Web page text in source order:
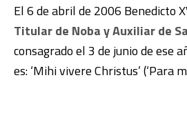
El 6 de abril de 2006 Benedicto
Titular de Noba y Auxiliar de
consagrado el 3 de junio de ese
es: ‘Mihi vivere Christus’ (‘Para